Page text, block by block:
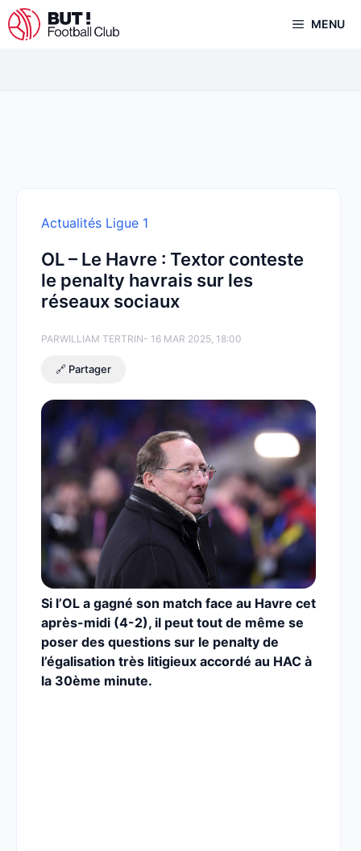
Aller
au
MENU
Actualités Ligue 1
OL – Le Havre : Textor conteste
le penalty havrais sur les
réseaux sociaux
PARWILLIAM TERTRIN- 16 MAR 2025, 18:00
🔗 Partager
Si l’OL a gagné son match face au Havre cet
après-midi (4-2), il peut tout de même se
poser des questions sur le penalty de
l’égalisation très litigieux accordé au HAC à
la 30ème minute.